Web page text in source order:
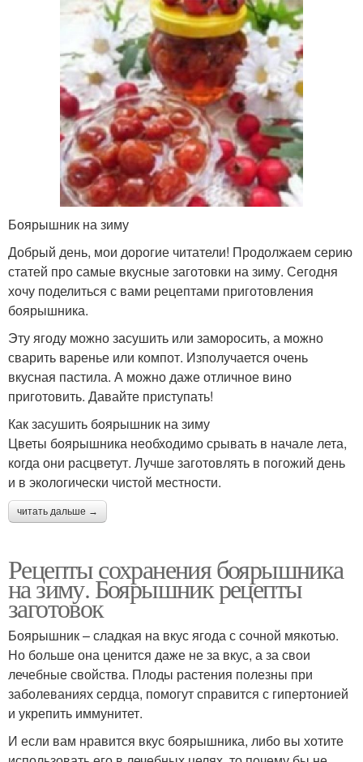
Боярышник на зиму
Добрый день, мои дорогие читатели! Продолжаем серию
статей про самые вкусные заготовки на зиму. Сегодня
хочу поделиться с вами рецептами приготовления
боярышника.
Эту ягоду можно засушить или заморосить, а можно
сварить варенье или компот. Изполучается очень
вкусная пастила. А можно даже отличное вино
приготовить. Давайте приступать!
Как засушить боярышник на зиму
Цветы боярышника необходимо срывать в начале лета,
когда они расцветут. Лучше заготовлять в погожий день
и в экологически чистой местности.
читать дальше →
Рецепты сохранения боярышника
на зиму. Боярышник рецепты
заготовок
Боярышник – сладкая на вкус ягода с сочной мякотью.
Но больше она ценится даже не за вкус, а за свои
лечебные свойства. Плоды растения полезны при
заболеваниях сердца, помогут справится с гипертонией
и укрепить иммунитет.
И если вам нравится вкус боярышника, либо вы хотите